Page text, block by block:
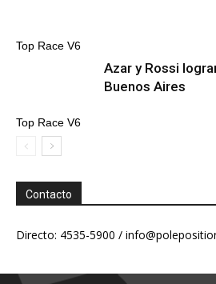
Top Race V6
Top Race V6
Azar y Rossi
Buenos Aires
Contacto
Directo: 4535-5900 /